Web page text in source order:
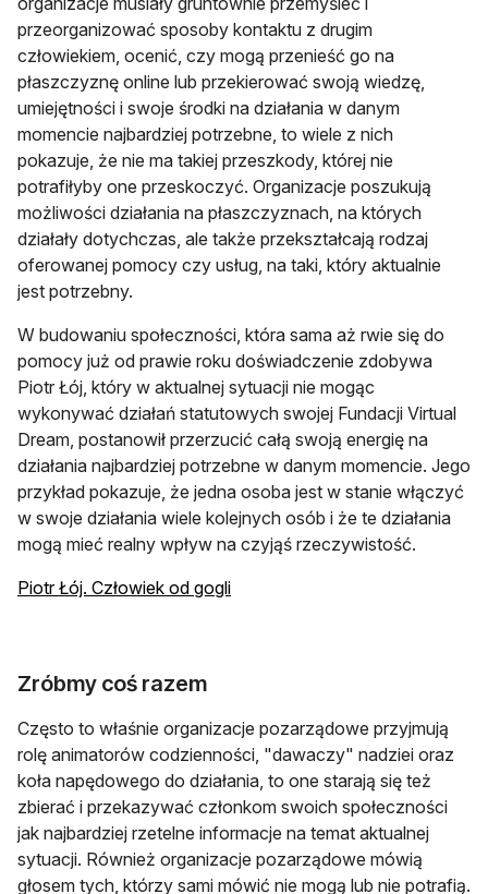
przeorganizować sposoby kontaktu z drugim
człowiekiem, ocenić, czy mogą przenieść go na
płaszczyznę online lub przekierować swoją wiedzę,
umiejętności i swoje środki na działania w danym
momencie najbardziej potrzebne, to wiele z nich
pokazuje, że nie ma takiej przeszkody, której nie
potrafiłyby one przeskoczyć. Organizacje poszukują
możliwości działania na płaszczyznach, na których
działały dotychczas, ale także przekształcają rodzaj
oferowanej pomocy czy usług, na taki, który aktualnie
jest potrzebny.
W budowaniu społeczności, która sama aż rwie się do
pomocy już od prawie roku doświadczenie zdobywa
Piotr Łój, który w aktualnej sytuacji nie mogąc
wykonywać działań statutowych swojej Fundacji Virtual
Dream, postanowił przerzucić całą swoją energię na
działania najbardziej potrzebne w danym momencie. Jego
przykład pokazuje, że jedna osoba jest w stanie włączyć
w swoje działania wiele kolejnych osób i że te działania
mogą mieć realny wpływ na czyjąś rzeczywistość.
Piotr Łój. Człowiek od gogli
Zróbmy coś razem
Często to właśnie organizacje pozarządowe przyjmują
rolę animatorów codzienności, "dawaczy" nadziei oraz
koła napędowego do działania, to one starają się też
zbierać i przekazywać członkom swoich społeczności
jak najbardziej rzetelne informacje na temat aktualnej
sytuacji. Również organizacje pozarządowe mówią
głosem tych, którzy sami mówić nie mogą lub nie potrafią.